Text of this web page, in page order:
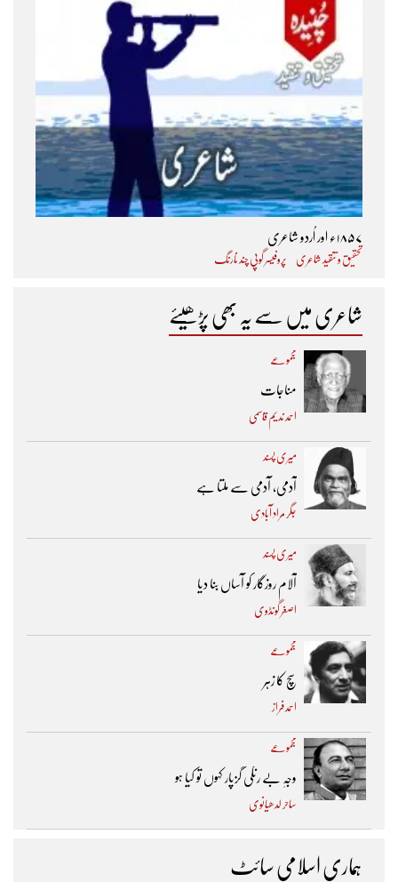
۱۸۵۷ء اور اُردو شاعری
تحقیق و تنقید شاعری پروفیسر گوپی چند نارنگ
شاعری میں سے یہ بھی پڑھیئے
مجموعے
مناجات
احمد ندیم قاسمی
میری پسند
آدمی، آدمی سے ملتا ہے
جگر مراد آبادی
میری پسند
آلام روزگار کو آساں بنا دیا
اصغر گونڈوی
مجموعے
سچ کا زہر
احمد فراز
مجموعے
وجہِ بے رنگی گزپار کہوں تو کیا ہو
ساحر لدھیانوی
ہماری اسلامی سائٹ